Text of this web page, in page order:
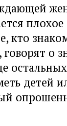
кто
о
детей